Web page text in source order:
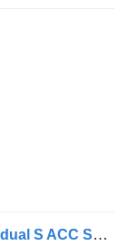
MAN TGE 3.200 L3H2 MIXTO 4x4 Individual S ACC STHZ